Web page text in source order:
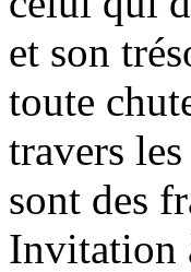
et son
toute
travers
sont des
Invitation